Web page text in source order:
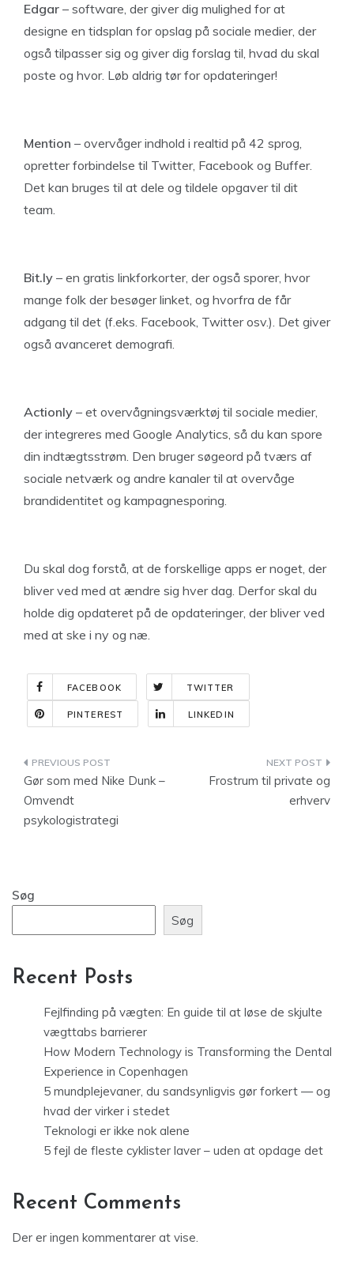
Edgar – software, der giver dig mulighed for at
designe en tidsplan for opslag på sociale medier, der
også tilpasser sig og giver dig forslag til, hvad du skal
poste og hvor. Løb aldrig tør for opdateringer!
Mention – overvåger indhold i realtid på 42 sprog,
opretter forbindelse til Twitter, Facebook og Buffer.
Det kan bruges til at dele og tildele opgaver til dit
team.
Bit.ly – en gratis linkforkorter, der også sporer, hvor
mange folk der besøger linket, og hvorfra de får
adgang til det (f.eks. Facebook, Twitter osv.). Det giver
også avanceret demografi.
Actionly – et overvågningsværktøj til sociale medier,
der integreres med Google Analytics, så du kan spore
din indtægtsstrøm. Den bruger søgeord på tværs af
sociale netværk og andre kanaler til at overvåge
brandidentitet og kampagnesporing.
Du skal dog forstå, at de forskellige apps er noget, der
bliver ved med at ændre sig hver dag. Derfor skal du
holde dig opdateret på de opdateringer, der bliver ved
med at ske i ny og næ.
FACEBOOK TWITTER
PINTEREST LINKEDIN
Indlægsnavigation
Gør som med Nike Dunk –
Omvendt
psykologistrategi
Frostrum til private og
erhverv
Søg
Søg
Recent Posts
Fejlfinding på vægten: En guide til at løse de skjulte
vægttabs barrierer
How Modern Technology is Transforming the Dental
Experience in Copenhagen
5 mundplejevaner, du sandsynligvis gør forkert — og
hvad der virker i stedet
Teknologi er ikke nok alene
5 fejl de fleste cyklister laver – uden at opdage det
Recent Comments
Der er ingen kommentarer at vise.